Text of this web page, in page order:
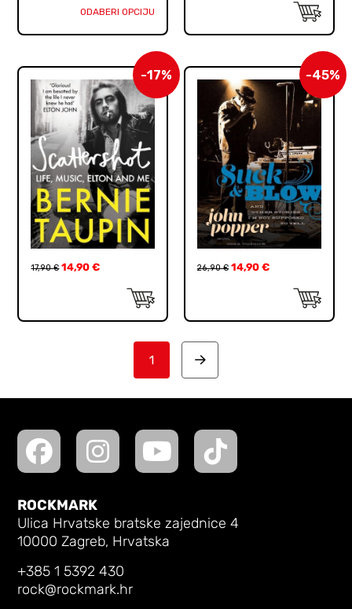
ODABERI OPCIJU
-17%
17,90€ 14,90€
-45%
26,90€ 14,90 €
1 Next
ROCKMARK
Ulica Hrvatske bratske zajednice 4
10000 Zagreb, Hrvatska
+385 1 5392 430
rock@rockmark.hr